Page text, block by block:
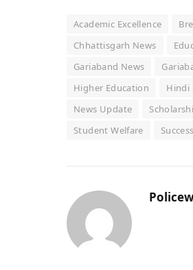
Academic Excellence
Chhattisgarh News
Gariaband News
Higher Education
Hindi
News Update
Student Welfare